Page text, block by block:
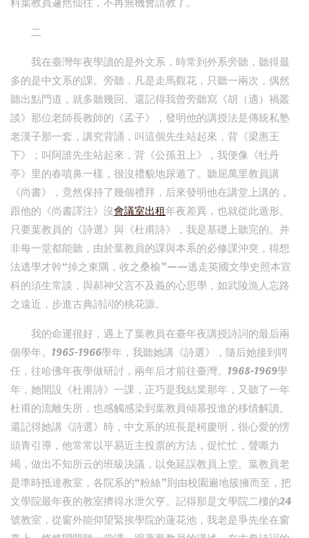
料葉教員遽然仙往，不再無機會請教了。
二
我在臺灣年夜學讀的是外文系，時常到外系旁聽，聽得最
多的是中文系的課。旁聽，凡是走馬觀花，只聽一兩次，偶然
聽出點門道，就多聽幾回。還記得我曾旁聽寫《胡（適）禍叢
談》那位老師長教師的《孟子》，發明他的講授法是傳統私塾
老漢子那一套，講究背誦，叫這個先生站起來，背《梁惠王
下》；叫阿誰先生站起來，背《公孫丑上》，我便像《牡丹
亭》里的春噴鼻一樣，很沒禮貌地尿遁了。聽屈萬里教員講
《尚書》，竟然保持了幾個禮拜，后來發明他在講堂上講的，
跟他的《尚書譯注》沒會議室出租年夜差異，也就從此遁形。
只要葉教員的《詩選》與《杜甫詩》，我是基礎上聽完的。并
非每一堂都能聽，由於葉教員的課與本系的必修課沖突，得想
法逃學才幹“掉之東隅，收之桑榆”——逃走英國文學史照本宣
科的須生常談，與郝神父言不及義的心思學，如武陵漁人忘路
之遠近，步進古典詩詞的桃花源。
我的命運很好，遇上了葉教員在臺年夜講授詩詞的最后兩
個學年。1965-1966學年，我聽她講《詩選》，隨后她接到聘
任，往哈佛年夜學做研討，兩年后才前往臺灣。1968-1969學
年，她開設《杜甫詩》一課，正巧是我結業那年，又聽了一年
杜甫的流離失所，也感觸感染到葉教員傾慕投進的移情解讀。
還記得她講《詩選》時，中文系的班長是柯慶明，很心愛的愣
頭青引導，他常常以平易近主投票的方法，促忙忙，聲嘶力
竭，做出不知所云的班級決議，以免延誤教員上堂。葉教員老
是準時抵達教室，各院系的“粉絲”則由校園遍地簇擁而至，把
文學院最年夜的教室擠得水泄欠亨。記得那是文學院二樓的24
號教室，從窗外能仰望緊挨學院的蓮花池，我老是爭先坐在窗